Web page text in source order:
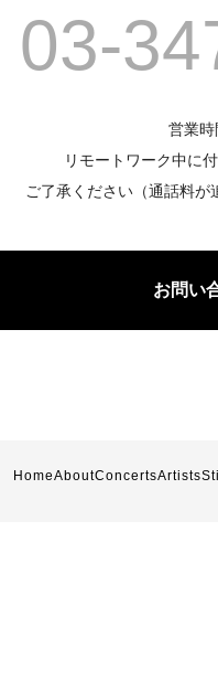
03-
営業
リモートワーク中に
ご了承ください（通話料が
お問い
HomeAboutConcertsArtists